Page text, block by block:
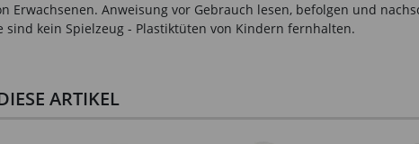
Anweisung vor Gebrauch lesen, befolgen und
kein Spielzeug - Plastiktüten von Kindern fernhalten.
ARTIKEL